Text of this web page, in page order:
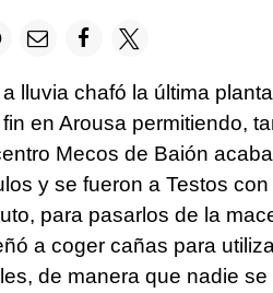
a lluvia chafó la última
fin en Arousa permitiendo,
Mecos de Baión
y se fueron a Testos
para pasarlos de la
a coger cañas para
de manera que nadie